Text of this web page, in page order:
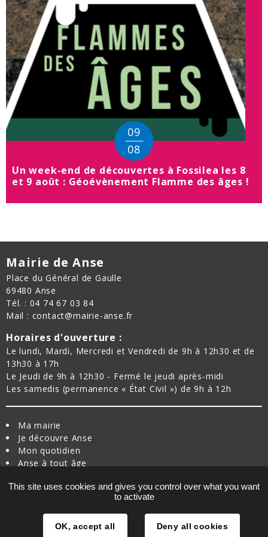
Un week-end de découvertes à Fossilea les 8
et 9 août : Géoévènement Flamme des âges !
09
08
09
10h00
à
18h00
Mairie de Anse
Place du Général de Gaulle
69480 Anse
Tél. : 04 74 67 03 84
Mail : contact@mairie-anse.fr
Horaires d'ouverture :
Le lundi, Mardi, Mercredi et Vendredi de 9h à 12h30 et de
13h30 à 17h
Le Jeudi de 9h à 12h30 - Fermé le jeudi après-midi
Les samedis (permanence « État Civil ») de 9h à 12h
Ma mairie
Je découvre Anse
Mon quotidien
Anse à tout âge
Nouvel arrivant
Traitement des données
Mentions légales
This site uses cookies and gives you control over what you want
to activate
OK, accept all Deny all cookies